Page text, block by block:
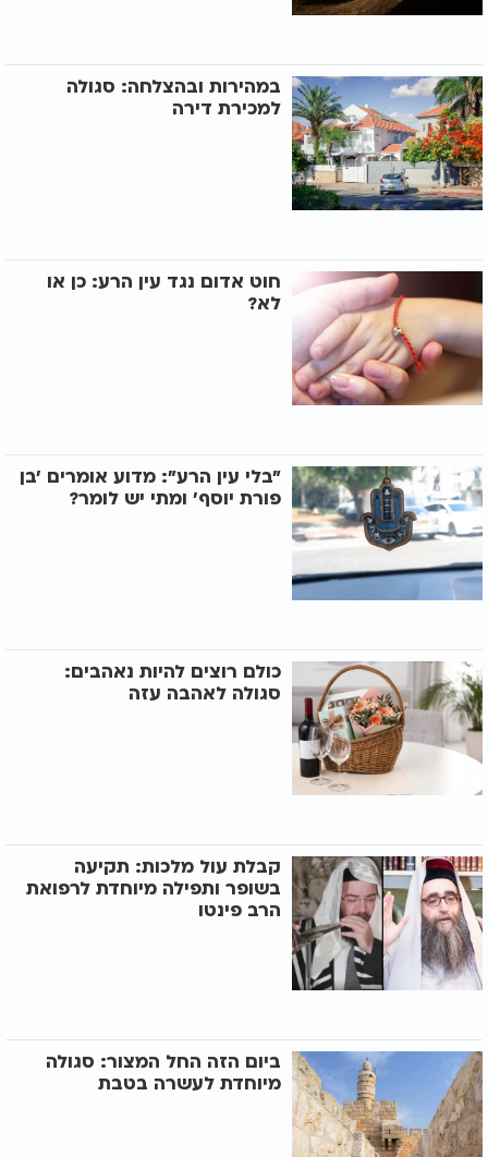
במהירות ובהצלחה: סגולה
למכירת דירה
חוט אדום נגד עין הרע: כן או
לא?
"בלי עין הרע": מדוע אומרים 'בן
פורת יוסף' ומתי יש לומר?
כולם רוצים להיות נאהבים:
סגולה לאהבה עזה
קבלת עול מלכות: תקיעה
בשופר ותפילה מיוחדת לרפואת
הרב פינטו
ביום הזה החל המצור: סגולה
מיוחדת לעשרה בטבת